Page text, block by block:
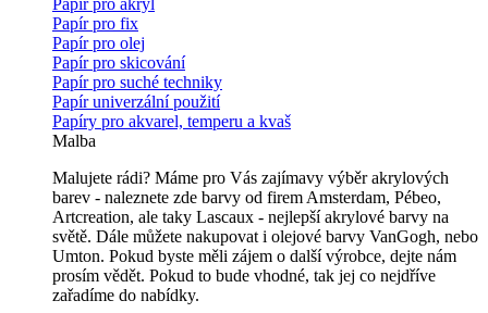
Papír pro akryl
Papír pro fix
Papír pro olej
Papír pro skicování
Papír pro suché techniky
Papír univerzální použití
Papíry pro akvarel, temperu a kvaš
Malba
Malujete rádi? Máme pro Vás zajímavy výběr akrylových
barev - naleznete zde barvy od firem Amsterdam, Pébeo,
Artcreation, ale taky Lascaux - nejlepší akrylové barvy na
světě. Dále můžete nakupovat i olejové barvy VanGogh, nebo
Umton. Pokud byste měli zájem o další výrobce, dejte nám
prosím vědět. Pokud to bude vhodné, tak jej co nejdříve
zařadíme do nabídky.